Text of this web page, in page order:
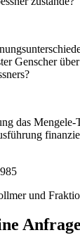
Genscher
das
und